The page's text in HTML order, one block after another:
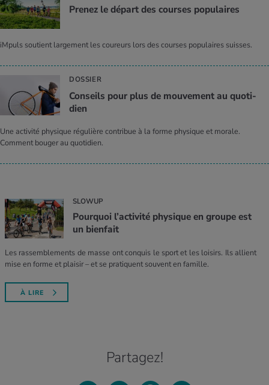
Pre­nez le départ des courses popu­laires
iMpuls soutient largement les coureurs lors des courses populaires suisses.
DOSSIER
Conseils pour plus de mou­ve­ment au quo­ti­
dien
Une activité physique régulière contribue à la forme physique et morale.
Comment bouger au quotidien.
SLOWUP
Pourquoi l’activité physique en groupe est
un bienfait
Les rassemblements de masse ont conquis le sport et les loisirs. Ils allient
mise en forme et plaisir – et se pratiquent souvent en famille.
À LIRE
Partagez!